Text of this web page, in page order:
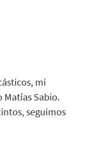
mi
Matías Sabio.
seguimos